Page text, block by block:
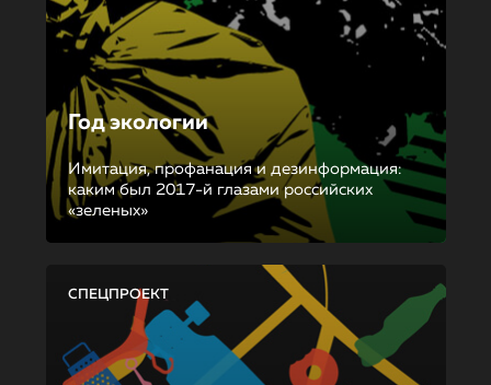
Год экологии
Имитация, профанация и дезинформация:
каким был 2017-й глазами российских
«зеленых»
СПЕЦПРОЕКТ